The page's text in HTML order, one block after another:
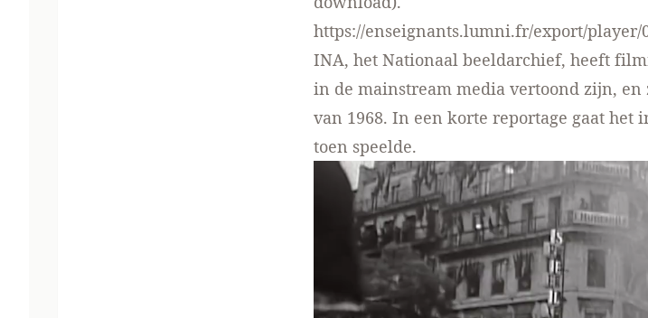
https://enseignants.lumni.fr/export/player/
INA, het Nationaal beeldarchief, heeft
in de mainstream media vertoond zijn, en
van 1968. In een korte reportage gaat
toen speelde.